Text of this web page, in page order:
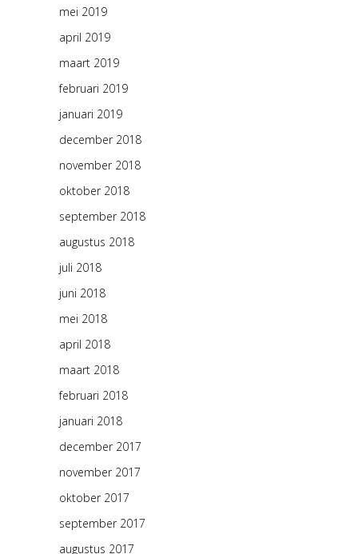
mei 2019
april 2019
maart 2019
februari 2019
januari 2019
december 2018
november 2018
oktober 2018
september 2018
augustus 2018
juli 2018
juni 2018
mei 2018
april 2018
maart 2018
februari 2018
januari 2018
december 2017
november 2017
oktober 2017
september 2017
augustus 2017